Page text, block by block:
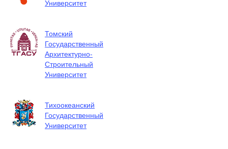
Университет
Томский
Государственный
Архитектурно-
Строительный
Университет
Тихоокеанский
Государственный
Университет